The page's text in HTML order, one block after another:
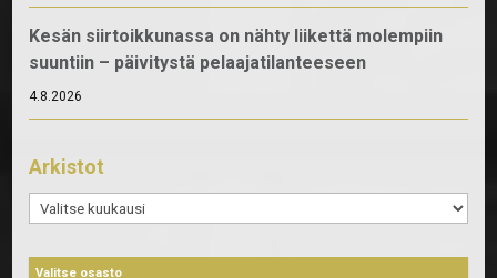
Kesän siirtoikkunassa on nähty liikettä molempiin
suuntiin – päivitystä pelaajatilanteeseen
4.8.2026
Arkistot
Arkistot